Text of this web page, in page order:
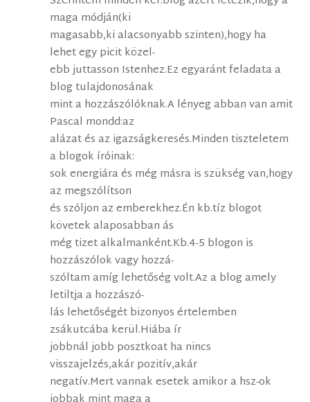
maga módján(ki
magasabb,ki alacsonyabb szinten),hogy ha
lehet egy picit közel-
ebb juttasson Istenhez.Ez egyaránt feladata a
blog tulajdonosának
mint a hozzászólóknak.A lényeg abban van amit
Pascal mondd:az
alázat és az igazságkeresés.Minden tiszteletem
a blogok íróinak:
sok energiára és még másra is szükség van,hogy
az megszólítson
és szóljon az emberekhez.Én kb.tíz blogot
követek alaposabban ás
még tizet alkalmanként.Kb.4-5 blogon is
hozzászólok vagy hozzá-
szóltam amíg lehetőség volt.Az a blog amely
letiltja a hozzászó-
lás lehetőségét bizonyos értelemben
zsákutcába kerül.Hiába ír
jobbnál jobb posztkoat ha nincs
visszajelzés,akár pozitív,akár
negatív.Mert vannak esetek amikor a hsz-ok